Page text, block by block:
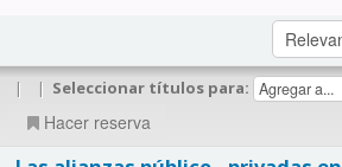
| | Seleccionar títulos para:
Hacer reserva